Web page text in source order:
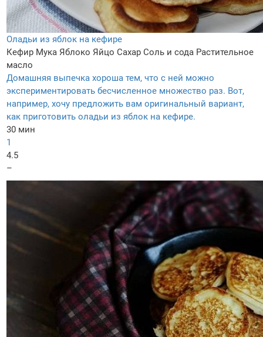
Оладьи из яблок на кефире
Кефир Мука Яблоко Яйцо Сахар Соль и сода Растительное
масло
Домашняя выпечка хороша тем, что с ней можно
экспериментировать бесчисленное множество раз. Вот,
например, хочу предложить вам оригинальный вариант,
как приготовить оладьи из яблок на кефире.
30 мин
1
4.5
–